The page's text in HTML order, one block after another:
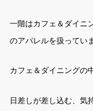
一階はカフェ＆ダイニ
のアパレルを扱っていま
カフェ＆ダイニングの
日差しが差し込む、気